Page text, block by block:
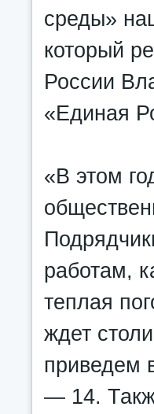
среды»
который
России
«Единая
«В этом
работам,
теплая
ждет
приведем
— 14.